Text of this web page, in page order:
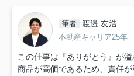
筆者 渡邉 友浩
不動産キャリア25年
この仕事は『ありがとう』が
商品が高価であるため、責任